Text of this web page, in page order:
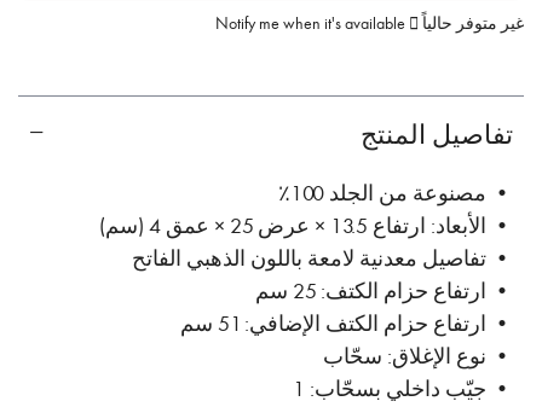
غير متوفر حالياً Notify me when it's available
تفاصيل المنتج
• مصنوعة من الجلد 100٪
• الأبعاد: ارتفاع 13.5 × عرض 25 × عمق 4 (سم)
• تفاصيل معدنية لامعة باللون الذهبي الفاتح
• ارتفاع حزام الكتف: 25 سم
• ارتفاع حزام الكتف الإضافي: 51 سم
• نوع الإغلاق: سحّاب
• جيّب داخلي بسحّاب: 1